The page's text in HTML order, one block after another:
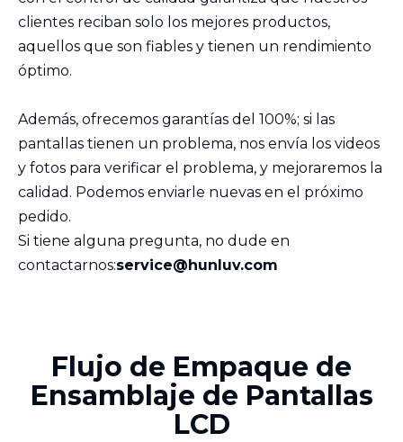
clientes reciban solo los mejores productos,
aquellos que son fiables y tienen un rendimiento
óptimo.
Además, ofrecemos garantías del 100%; si las
pantallas tienen un problema, nos envía los videos
y fotos para verificar el problema, y mejoraremos la
calidad. Podemos enviarle nuevas en el próximo
pedido.
Si tiene alguna pregunta, no dude en
contactarnos:service@hunluv.com
Flujo de Empaque de
Ensamblaje de Pantallas
LCD